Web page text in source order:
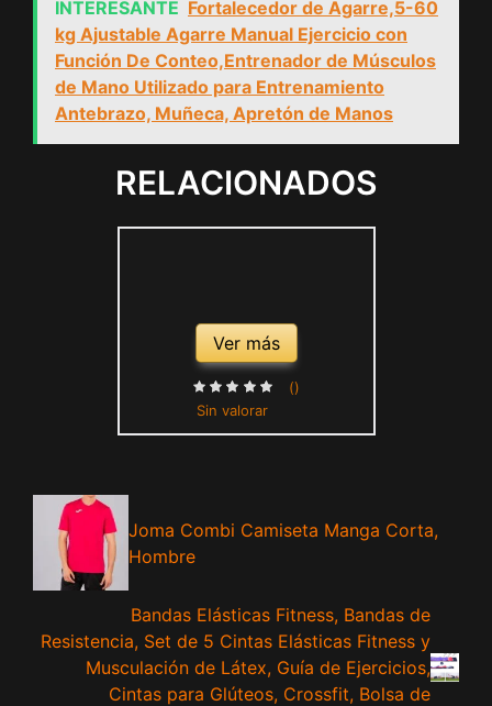
INTERESANTE Fortalecedor de Agarre,5-60
kg Ajustable Agarre Manual Ejercicio con
Función De Conteo,Entrenador de Músculos
de Mano Utilizado para Entrenamiento
Antebrazo, Muñeca, Apretón de Manos
RELACIONADOS
Ver más
Sin valorar
()
Joma Combi Camiseta Manga Corta,
Hombre
Bandas Elásticas Fitness, Bandas de
Resistencia, Set de 5 Cintas Elásticas Fitness y
Musculación de Látex, Guía de Ejercicios,
Cintas para Glúteos, Crossfit, Bolsa de